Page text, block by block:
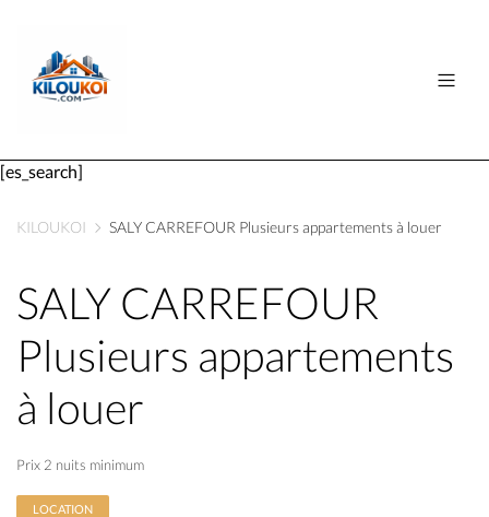
[es_search]
KILOUKOI SALY CARREFOUR Plusieurs appartements à louer
SALY CARREFOUR
Plusieurs appartements
à louer
Prix 2 nuits minimum
LOCATION